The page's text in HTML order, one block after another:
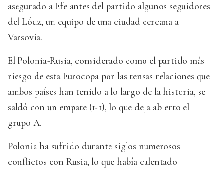
asegurado a Efe antes del partido algunos seguidores
del Lódz, un equipo de una ciudad cercana a
Varsovia.
El Polonia-Rusia, considerado como el partido más
riesgo de esta Eurocopa por las tensas relaciones que
ambos países han tenido a lo largo de la historia, se
saldó con un empate (1-1), lo que deja abierto el
grupo A.
Polonia ha sufrido durante siglos numerosos
conflictos con Rusia, lo que había calentado